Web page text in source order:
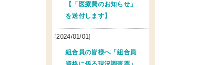
【「医療費のお知らせ」
を送付します】
[2024/01/01]
組合員の皆様へ「組合員